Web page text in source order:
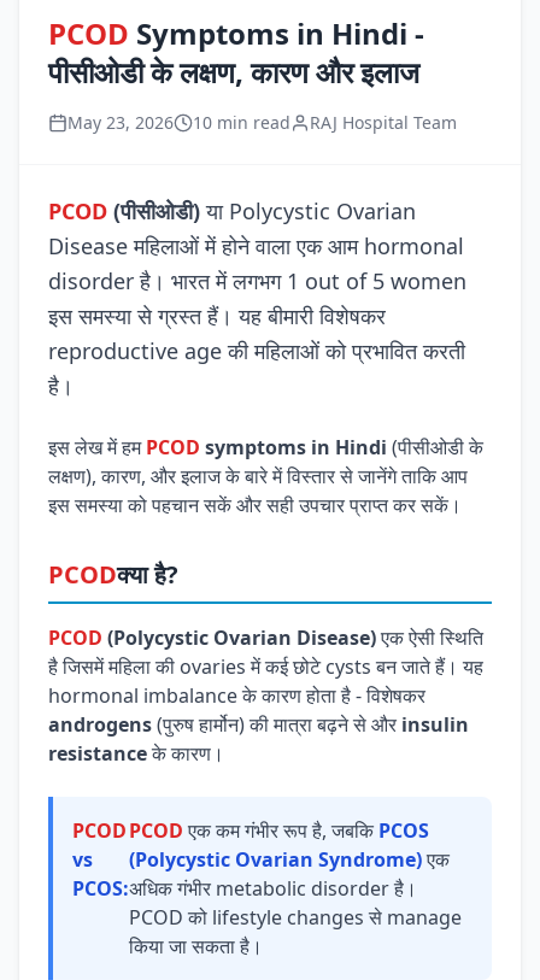
PCOD Symptoms in Hindi -
पीसीओडी के लक्षण, कारण और इलाज
May 23, 2026 10 min read RAJ Hospital Team
PCOD (पीसीओडी)या Polycystic Ovarian
Disease महिलाओं में होने वाला एक आम hormonal
disorder है। भारत में लगभग 1 out of 5 women
इस समस्या से ग्रस्त हैं। यह बीमारी विशेषकर
reproductive age की महिलाओं को प्रभावित करती
है।
इस लेख में हमPCOD symptoms in Hindi (पीसीओडी के
लक्षण), कारण, और इलाज के बारे में विस्तार से जानेंगे ताकि आप
इस समस्या को पहचान सकें और सही उपचार प्राप्त कर सकें।
PCODक्या है?
PCOD (Polycystic Ovarian Disease)एक ऐसी स्थिति
है जिसमें महिला की ovaries में कई छोटे cysts बन जाते हैं। यह
hormonal imbalance के कारण होता है - विशेषकर
androgens(पुरुष हार्मोन) की मात्रा बढ़ने से और insulin
resistanceके कारण।
PCOD
vs
PCOS:
PCOD एक कम गंभीर रूप है, जबकि PCOS
(Polycystic Ovarian Syndrome)एक
अधिक गंभीर metabolic disorder है।
PCOD को lifestyle changes से manage
किया जा सकता है।